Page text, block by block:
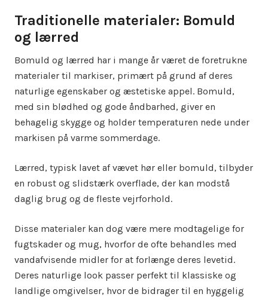
Traditionelle materialer: Bomuld
og lærred
Bomuld og lærred har i mange år været de foretrukne
materialer til markiser, primært på grund af deres
naturlige egenskaber og æstetiske appel. Bomuld,
med sin blødhed og gode åndbarhed, giver en
behagelig skygge og holder temperaturen nede under
markisen på varme sommerdage.
Lærred, typisk lavet af vævet hør eller bomuld, tilbyder
en robust og slidstærk overflade, der kan modstå
daglig brug og de fleste vejrforhold.
Disse materialer kan dog være mere modtagelige for
fugtskader og mug, hvorfor de ofte behandles med
vandafvisende midler for at forlænge deres levetid.
Deres naturlige look passer perfekt til klassiske og
landlige omgivelser, hvor de bidrager til en hyggelig